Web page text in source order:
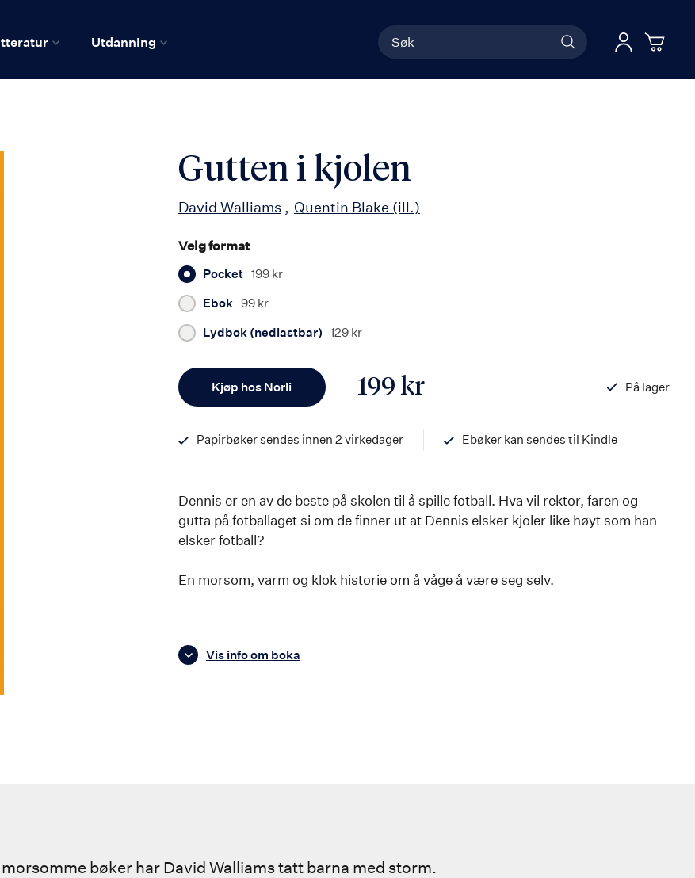
Utdanning
Søk Logg
Gutten i kjolen
David Walliams Quentin Blake (ill.)
Velg format
Pocket 199 kr
Ebok 99 kr
Lydbok (nedlastbar) 129 kr
Kjøp hos Norli 199 kr
På lager
Papirbøker sendes innen 2 virkedager
Ebøker kan sendes til Kindle
Dennis er en av de beste på skolen til å spille fotball. Hva vil rektor, faren og
gutta på fotballaget si om de finner ut at Dennis elsker kjoler like høyt som han
elsker fotball?
En morsom, varm og klok historie om å våge å være seg selv.
Vis info om boka
bøker har David Walliams tatt barna med storm.